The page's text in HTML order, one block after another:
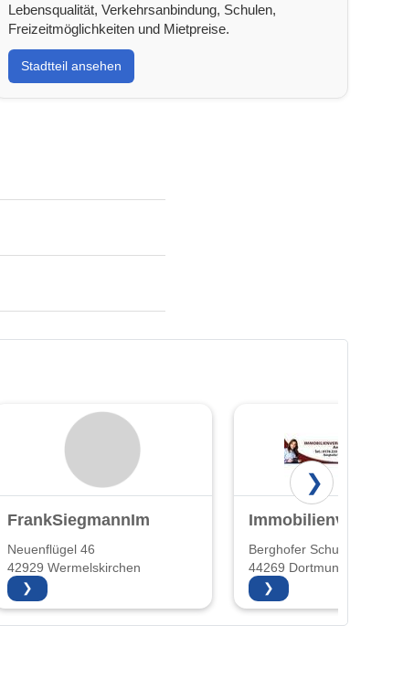
Lebensqualität, Verkehrsanbindung, Schulen,
Freizeitmöglichkeiten und Mietpreise.
Stadtteil ansehen
FrankSiegmannImmobilien
Neuenflügel 46
42929 Wermelskirchen
❯
Berghofer Schulstr. 1
44269 Dortmund
❯
❯